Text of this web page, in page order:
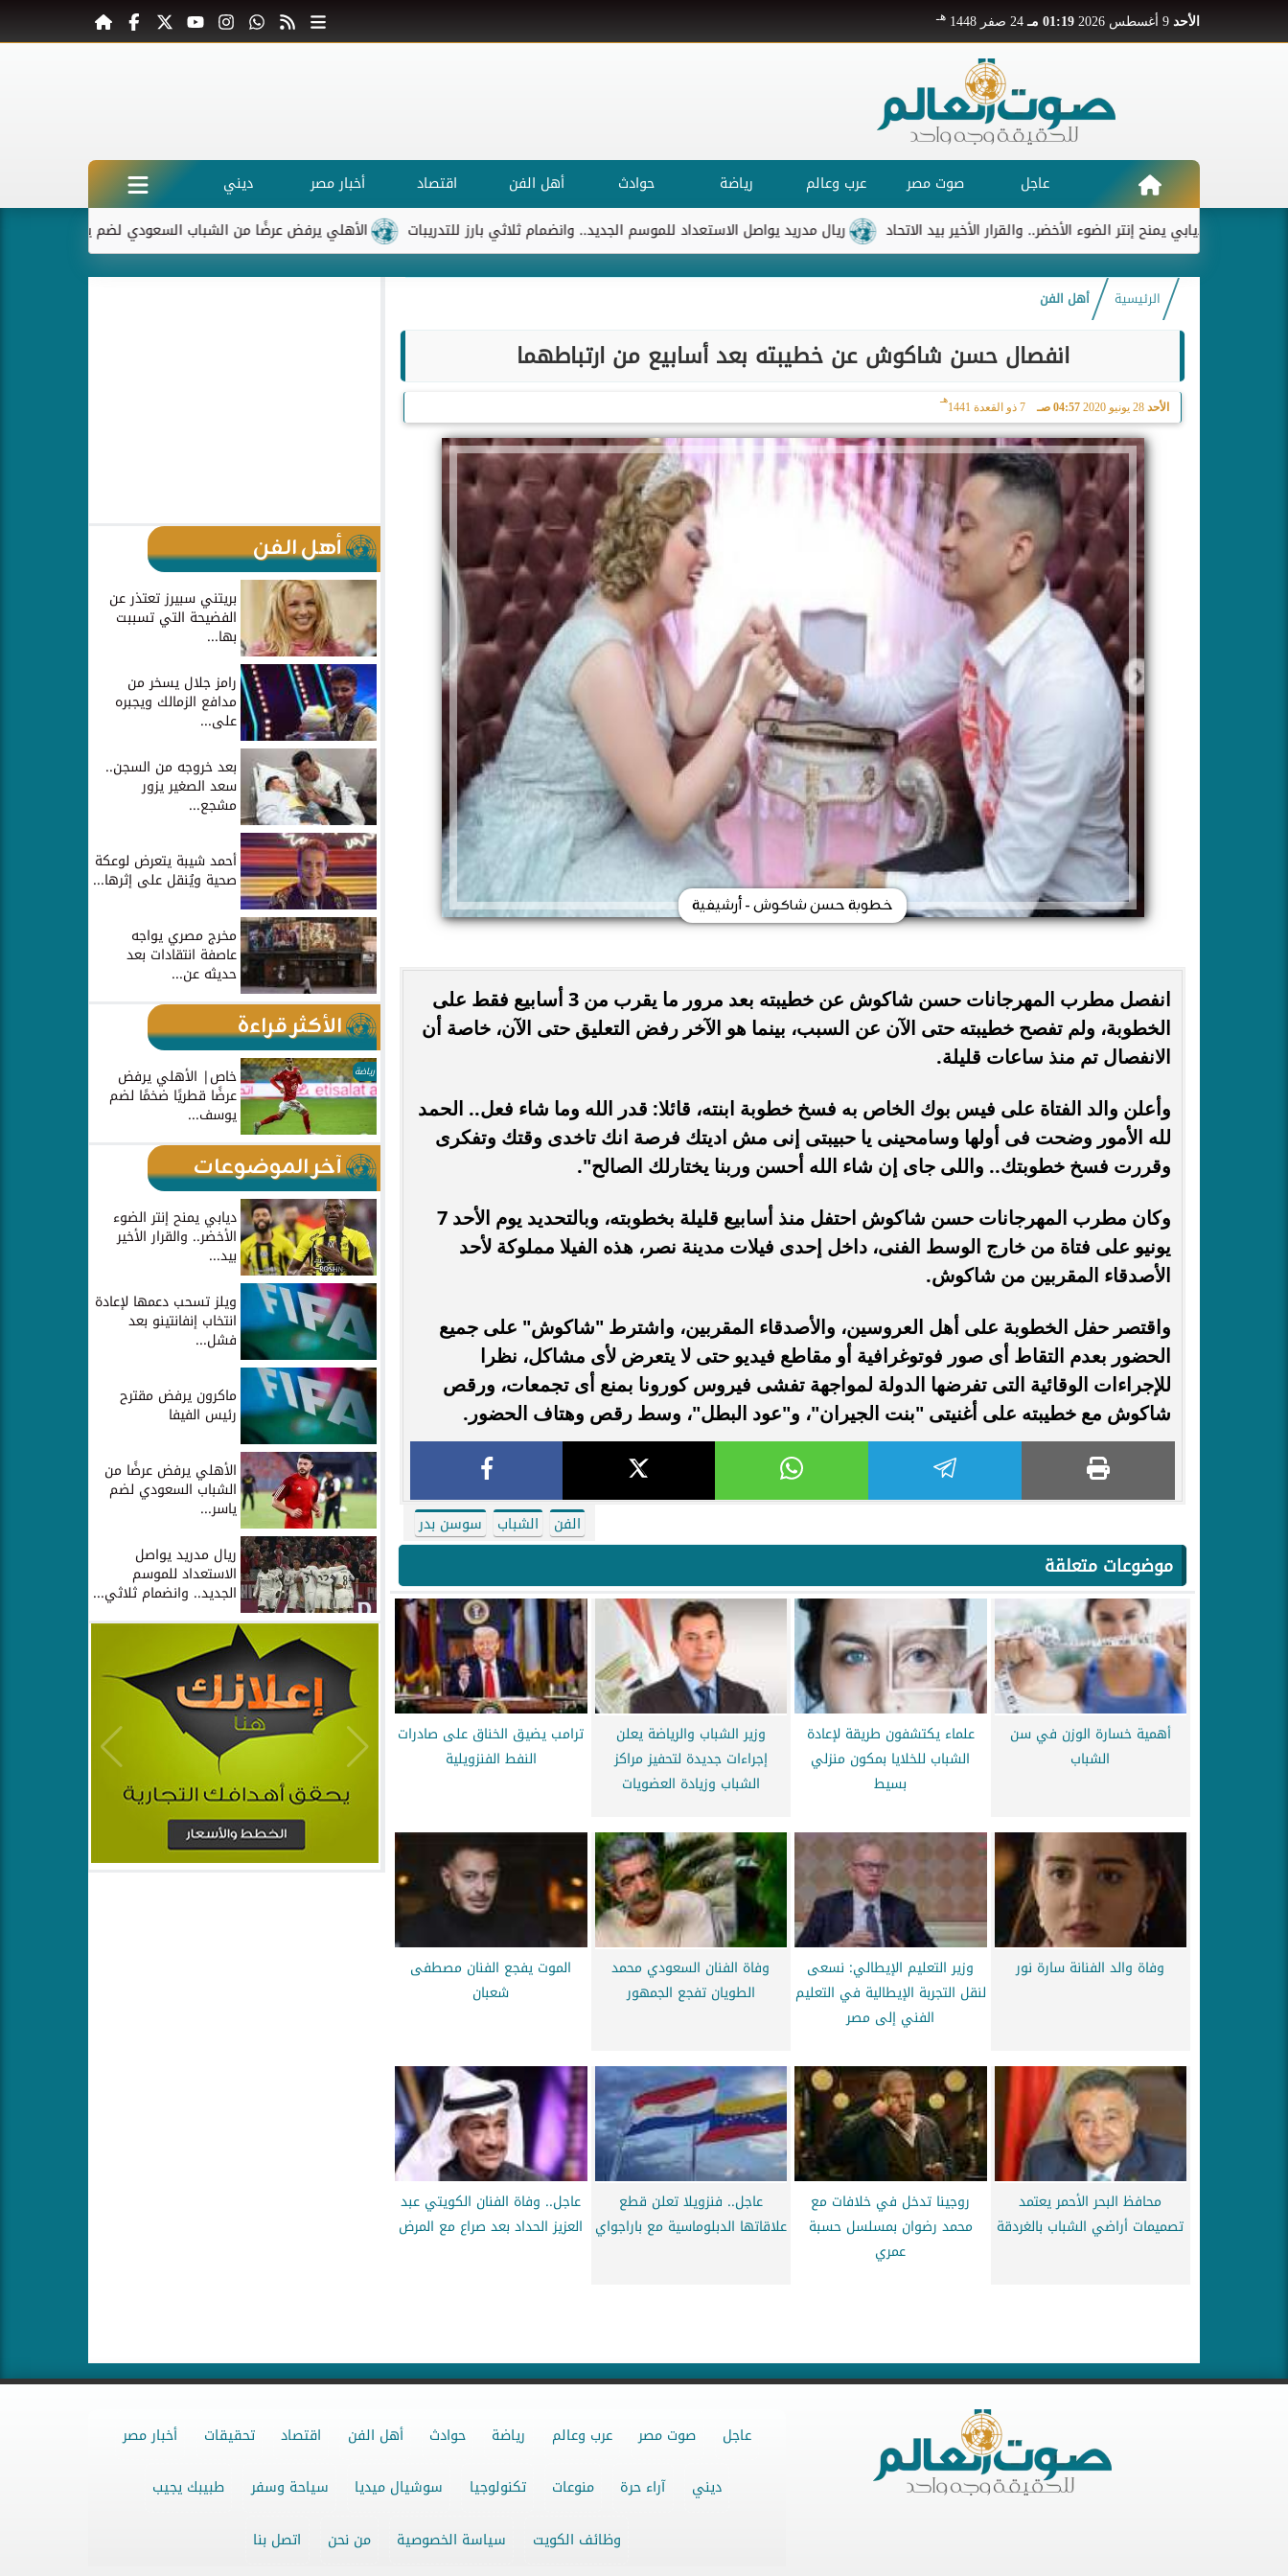
الأحد 01:19 مـ 24 صفر 1448 هـ
عاجل صوت مصر عرب وعالم رياضة حوادث أهل الفن اقتصاد أخبار مصر
ديني
الأهلي يرفض عرضًا من الشباب السعودي لضم ياسر إبراهيم ريال مدريد يواصل الاستعداد للموسم الجديد.. وانضمام ثلاثي بارز للتدريبات ديابي يمنح إنتر الضوء الأخضر.. والقرار الأخير بيد الاتحاد
الرئيسية أهل الفن
انفصال حسن شاكوش عن خطيبته بعد أسابيع من ارتباطهما
الأحد 28 يونيو 2020 04:57 صـ 7 ذو القعدة 1441
هـ
خطوبة حسن شاكوش - أرشيفية
انفصل مطرب المهرجانات حسن شاكوش عن خطيبته بعد مرور ما يقرب من 3 أسابيع فقط على
الخطوبة، ولم تفصح خطيبته حتى الآن عن السبب، بينما هو الآخر رفض التعليق حتى الآن، خاصة أن
الانفصال تم منذ ساعات قليلة.
وأعلن والد الفتاة على فيس بوك الخاص به فسخ خطوبة ابنته، قائلا: قدر الله وما شاء فعل.. الحمد
لله الأمور وضحت فى أولها وسامحينى يا حبيبتى إنى مش اديتك فرصة انك تاخدى وقتك وتفكرى
وقررت فسخ خطوبتك.. واللى جاى إن شاء الله أحسن وربنا يختارلك الصالح".
وكان مطرب المهرجانات حسن شاكوش احتفل منذ أسابيع قليلة بخطوبته، وبالتحديد يوم الأحد 7
يونيو على فتاة من خارج الوسط الفنى، داخل إحدى فيلات مدينة نصر، هذه الفيلا مملوكة لأحد
الأصدقاء المقربين من شاكوش.
واقتصر حفل الخطوبة على أهل العروسين، والأصدقاء المقربين، واشترط "شاكوش" على جميع
الحضور بعدم التقاط أى صور فوتوغرافية أو مقاطع فيديو حتى لا يتعرض لأى مشاكل، نظرا
للإجراءات الوقائية التى تفرضها الدولة لمواجهة تفشى فيروس كورونا بمنع أى تجمعات، ورقص
شاكوش مع خطيبته على أغنيتى "بنت الجيران"، و"عود البطل"، وسط رقص وهتاف الحضور.
الفن الشباب سوسن بدر
موضوعات متعلقة
أهمية خسارة الوزن في سن
الشباب
علماء يكتشفون طريقة لإعادة
الشباب للخلايا بمكون منزلي
بسيط
وزير الشباب والرياضة يعلن
إجراءات جديدة لتحفيز مراكز
الشباب وزيادة العضويات
ترامب يضيق الخناق على صادرات
النفط الفنزويلية
وفاة والد الفنانة سارة نور
وزير التعليم الإيطالي: نسعى
لنقل التجربة الإيطالية في التعليم
الفني إلى مصر
وفاة الفنان السعودي محمد
الطويان تفجع الجمهور
الموت يفجع الفنان مصطفى
شعبان
محافظ البحر الأحمر يعتمد
تصميمات أراضي الشباب بالغردقة
روجينا تدخل في خلافات مع
محمد رضوان بمسلسل حسبة
عمري
عاجل.. فنزويلا تعلن قطع
علاقاتها الدبلوماسية مع باراجواي
عاجل.. وفاة الفنان الكويتي عبد
العزيز الحداد بعد صراع مع المرض
أهل الفن
بريتني سبيرز تعتذر عن
الفضيحة التي تسببت
بها...
رامز جلال يسخر من
مدافع الزمالك ويجبره
على...
بعد خروجه من السجن..
سعد الصغير يزور
مشجع...
أحمد شيبة يتعرض لوعكة
صحية ويُنقل على إثرها...
مخرج مصري يواجه
عاصفة انتقادات بعد
حديثه عن...
الأكثر قراءة
رياضة خاص| الأهلي يرفض
عرضًا قطريًا ضخمًا لضم
يوسف...
آخر الموضوعات
ديابي يمنح إنتر الضوء
الأخضر.. والقرار الأخير
بيد...
ويلز تسحب دعمها لإعادة
انتخاب إنفانتينو بعد
فشل...
ماكرون يرفض مقترح
رئيس الفيفا
الأهلي يرفض عرضًا من
الشباب السعودي لضم
ياسر...
ريال مدريد يواصل
الاستعداد للموسم
الجديد.. وانضمام ثلاثي...
عاجل صوت مصر عرب وعالم رياضة حوادث أهل الفن اقتصاد تحقيقات أخبار مصر
ديني آراء حرة منوعات تكنولوجيا سوشيال ميديا سياحة وسفر طبيبك يجيب
وظائف الكويت سياسة الخصوصية من نحن اتصل بنا